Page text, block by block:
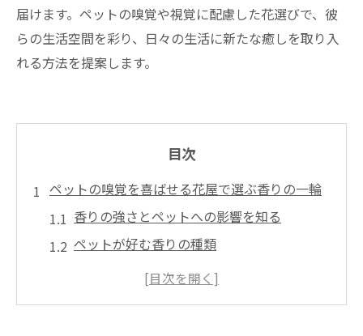
届けます。ペットの嗅覚や視覚に配慮した花選びで、彼
らの生活空間を彩り、日々の生活に新たな癒しを取り入
れる方法を提案します。
目次
ペットの嗅覚を喜ばせる花屋で選ぶ香りの一輪
香りの強さとペットへの影響を知る
ペットが好む香りの種類
花屋での香りの選び方のポイント